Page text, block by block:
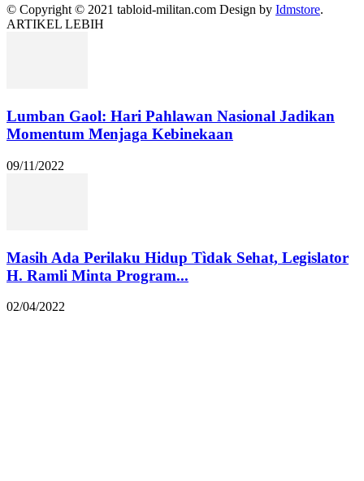
© Copyright © 2021 tabloid-militan.com Design by Idmstore.
ARTIKEL LEBIH
Lumban Gaol: Hari Pahlawan Nasional Jadikan
Momentum Menjaga Kebinekaan
09/11/2022
Masih Ada Perilaku Hidup Tìdak Sehat, Legislator
H. Ramli Minta Program...
02/04/2022